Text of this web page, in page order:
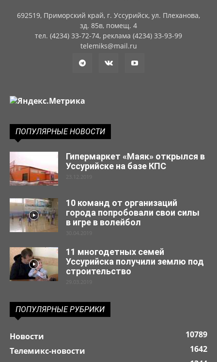
692519, Приморский край, г. Уссурийск, ул. Плеханова,
зд. 85в, помещ. 4
тел. (4234) 33-72-74, реклама (4234) 33-93-99
telemiks@mail.ru
ПОПУЛЯРНЫЕ НОВОСТИ
Гипермаркет «Маяк» открылся в
Уссурийске на базе КПС
23.12.2019
10 команд от организаций
города попробовали свои силы
в игре в волейбол
30.04.2019
11 многодетных семей
Уссурийска получили землю под
строительство
29.03.2019
ПОПУЛЯРНЫЕ РУБРИКИ
Новости
10789
Телемикс-новости
1642